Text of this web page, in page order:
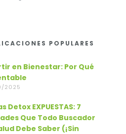
POPULARES
en Bienestar: Por Qué
2025
Detox EXPUESTAS: 7
Que Todo Buscador
Debe Saber (¡Sin